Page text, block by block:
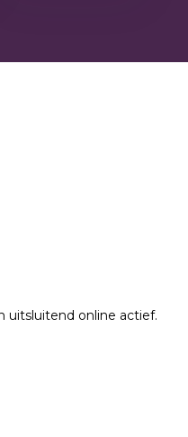
uitsluitend online actief.